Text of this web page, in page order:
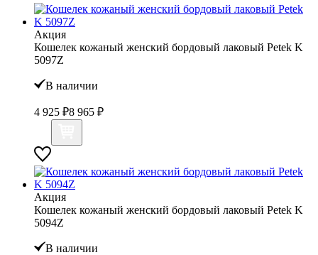
Акция
Кошелек кожаный женский бордовый лаковый Petek K
5097Z
В наличии
4 925 ₽8 965 ₽
Акция
Кошелек кожаный женский бордовый лаковый Petek K
5094Z
В наличии